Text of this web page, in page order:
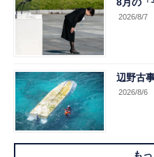
2026/8/7
辺野古
2026/8/6